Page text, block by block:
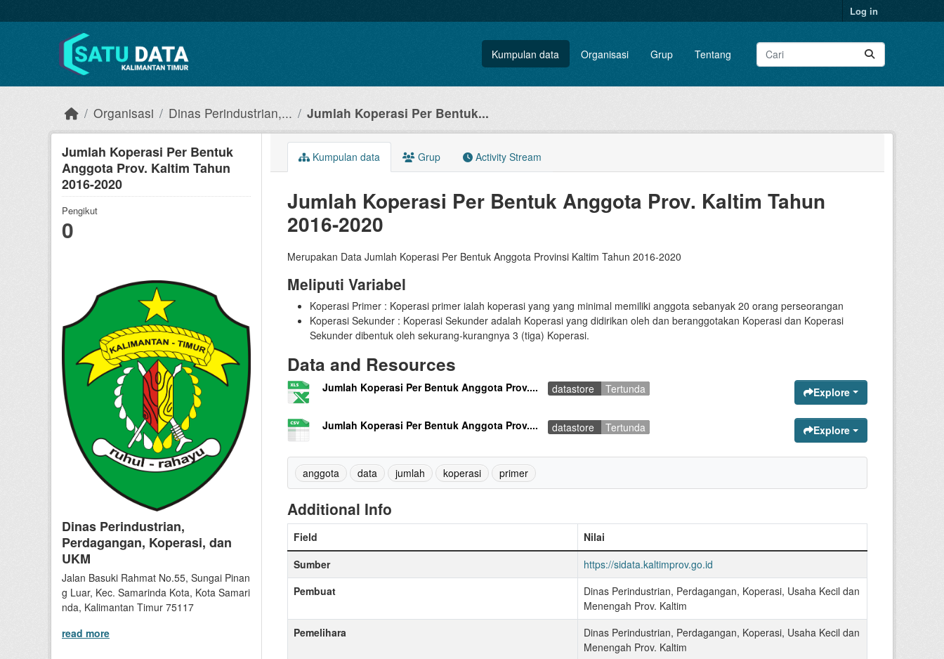
Log in
Kumpulan data Organisasi Grup Tentang
Organisasi Dinas Perindustrian,... Jumlah Koperasi Per Bentuk...
Jumlah Koperasi Per Bentuk
Anggota Prov. Kaltim Tahun
2016-2020
Pengikut
0
Dinas Perindustrian,
Perdagangan, Koperasi, dan
UKM
Jalan Basuki Rahmat No.55, Sungai Pinan
g Luar, Kec. Samarinda Kota, Kota Samari
nda, Kalimantan Timur 75117
read more
Kumpulan data Grup Activity Stream
Jumlah Koperasi Per Bentuk Anggota Prov. Kaltim Tahun
2016-2020
Merupakan Data Jumlah Koperasi Per Bentuk Anggota Provinsi Kaltim Tahun 2016-2020
Meliputi Variabel
Koperasi Primer : Koperasi primer ialah koperasi yang yang minimal memiliki anggota sebanyak 20 orang perseorangan
Koperasi Sekunder : Koperasi Sekunder adalah Koperasi yang didirikan oleh dan beranggotakan Koperasi dan Koperasi
Sekunder dibentuk oleh sekurang-kurangnya 3 (tiga) Koperasi.
Data and Resources
Jumlah Koperasi Per Bentuk Anggota Prov.... datastore Tertunda Explore
Jumlah Koperasi Per Bentuk Anggota Prov.... datastore Tertunda Explore
anggota data jumlah koperasi primer
Additional Info
Field
Nilai
Sumber
https://sidata.kaltimprov.go.id
Pembuat
Dinas Perindustrian, Perdagangan, Koperasi, Usaha Kecil dan
Menengah Prov. Kaltim
Pemelihara
Dinas Perindustrian, Perdagangan, Koperasi, Usaha Kecil dan
Menengah Prov. Kaltim